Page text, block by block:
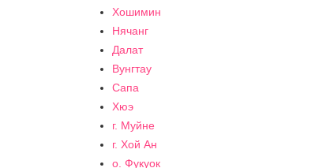
Хошимин
Нячанг
Далат
Вунгтау
Сапа
Хюэ
г. Муйне
г. Хой Ан
о. Фукуок